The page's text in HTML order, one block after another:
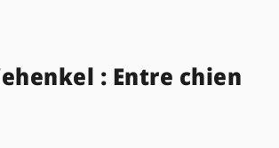
: Entre chien